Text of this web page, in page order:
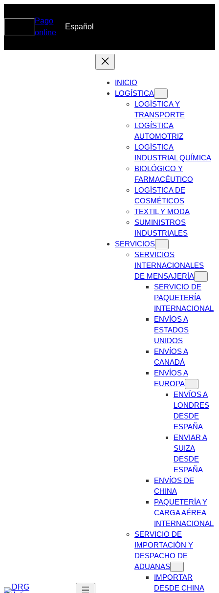
al
contenido
Pago
online
Español
INICIO
LOGÍSTICA
LOGÍSTICA Y
TRANSPORTE
LOGÍSTICA
AUTOMOTRIZ
LOGÍSTICA
INDUSTRIAL QUÍMICA
BIOLÓGICO Y
FARMACÉUTICO
LOGÍSTICA DE
COSMÉTICOS
TEXTIL Y MODA
SUMINISTROS
INDUSTRIALES
SERVICIOS
SERVICIOS
INTERNACIONALES
DE MENSAJERÍA
SERVICIO DE
PAQUETERÍA
INTERNACIONAL
ENVÍOS A
ESTADOS
UNIDOS
ENVÍOS A
CANADÁ
ENVÍOS A
EUROPA
ENVÍOS A
LONDRES
DESDE
ESPAÑA
ENVIAR A
SUIZA
DESDE
ESPAÑA
ENVÍOS DE
CHINA
PAQUETERÍA Y
CARGA AÉREA
INTERNACIONAL
SERVICIO DE
IMPORTACIÓN Y
DESPACHO DE
ADUANAS
IMPORTAR
DESDE CHINA